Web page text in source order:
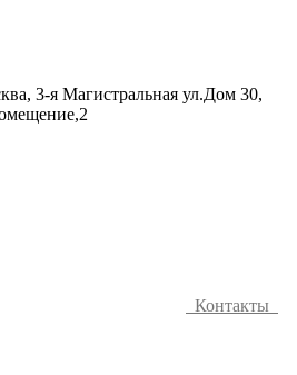
3-я Магистральная ул.Дом 30,
Контакты